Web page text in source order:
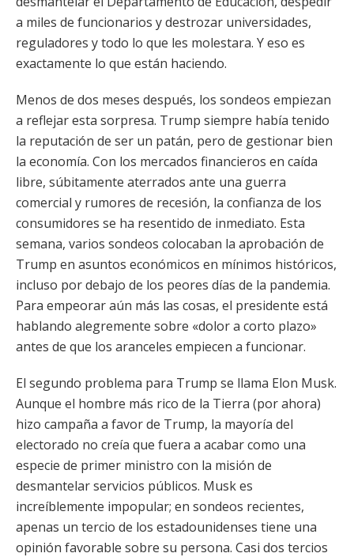
a miles de funcionarios y destrozar universidades,
reguladores y todo lo que les molestara. Y eso es
exactamente lo que están haciendo.
Menos de dos meses después, los sondeos empiezan
a reflejar esta sorpresa. Trump siempre había tenido
la reputación de ser un patán, pero de gestionar bien
la economía. Con los mercados financieros en caída
libre, súbitamente aterrados ante una guerra
comercial y rumores de recesión, la confianza de los
consumidores se ha resentido de inmediato. Esta
semana, varios sondeos colocaban la aprobación de
Trump en asuntos económicos en mínimos históricos,
incluso por debajo de los peores días de la pandemia.
Para empeorar aún más las cosas, el presidente está
hablando alegremente sobre «dolor a corto plazo»
antes de que los aranceles empiecen a funcionar.
El segundo problema para Trump se llama Elon Musk.
Aunque el hombre más rico de la Tierra (por ahora)
hizo campaña a favor de Trump, la mayoría del
electorado no creía que fuera a acabar como una
especie de primer ministro con la misión de
desmantelar servicios públicos. Musk es
increíblemente impopular; en sondeos recientes,
apenas un tercio de los estadounidenses tiene una
opinión favorable sobre su persona. Casi dos tercios